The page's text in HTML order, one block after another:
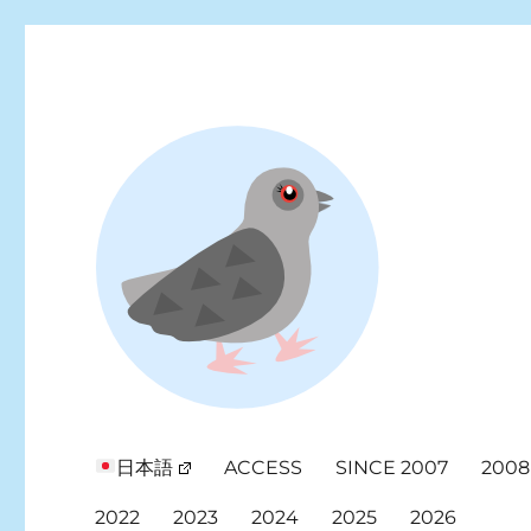
日本語 ACCESS SINCE 2007 2008
2022 2023 2024 2025 2026